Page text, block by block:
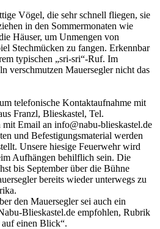
Vögel, die sehr schnell fliegen, sie
in den Sommermonaten wie
Häuser, um Unmengen von
Stechmücken zu fangen. Erkennbar
typischen „sri-sri“-Ruf. Im
verschmutzen Mauersegler nicht das
telefonische Kontaktaufnahme mit
Franzl, Blieskastel, Tel.
Email an info@nabu-blieskastel.de
und Befestigungsmaterial werden
Unsere hiesige Feuerwehr wird
Aufhängen behilflich sein. Die
bis September über die Bühne
bereits wieder unterwegs zu
den Mauersegler sei auch ein
Blieskastel.de empfohlen, Rubrik
einen Blick“.